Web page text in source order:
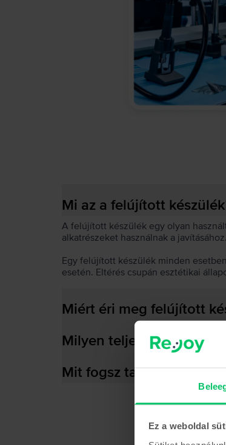
Ez a weboldal
Mi az a felújított
A felújított készülék egy olyan
alkatrészeket használnak a javításához.
Egy felújított készülék minden
esetén. Eltérés csupán esztétikai
Miért éri meg felújított
Milyen teljesítményre
Mit fogsz találni a